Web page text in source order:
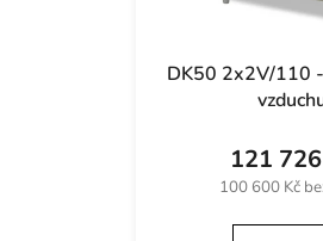
DK50 2x2V/110
100 600 Kč
121